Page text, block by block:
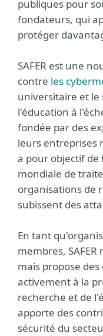
publiques pour
fondateurs, qui
protéger
SAFER est une
contre les
universitaire et le
l'éducation à
fondée par des
leurs entreprises
a pour objectif
mondiale de
organisations de
subissent des
En tant
membres,
mais propose
activement à la
recherche et de
apporte des
sécurité du